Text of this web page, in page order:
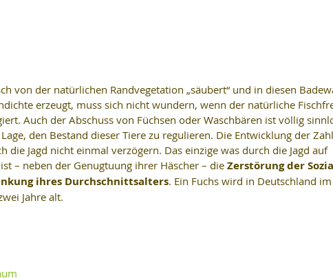
von der natürlichen Randvegetation „säubert“ und in diesen
erzeugt, muss sich nicht wundern, wenn der natürliche
Auch der Abschuss von Füchsen oder Waschbären ist völlig
den Bestand dieser Tiere zu regulieren. Die Entwicklung der
die Jagd nicht einmal verzögern. Das einzige was durch die Jagd auf
– neben der Genugtuung ihrer Häscher – die Zerstörung der
ihres Durchschnittsalters. Ein Fuchs wird in Deutschland
Jahre alt.